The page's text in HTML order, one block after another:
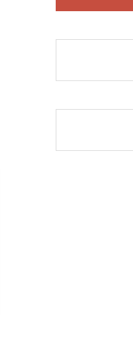
イクルを回す
頓）実践企業
た。